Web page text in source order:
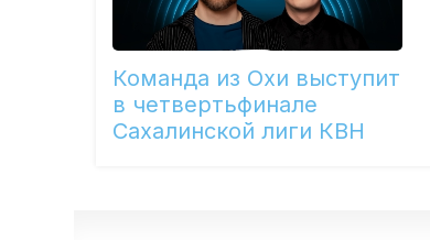
Команда из Охи выступит
в четвертьфинале
Сахалинской лиги КВН